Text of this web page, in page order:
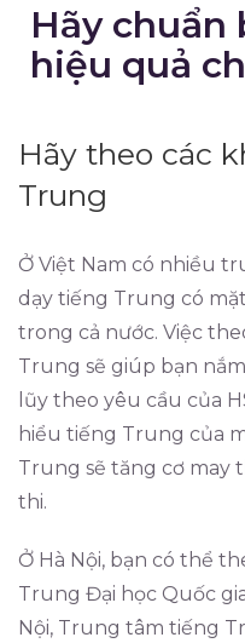
Hãy chuẩn
hiệu quả
Hãy theo các
Trung
Ở Việt Nam có nhiều
dạy tiếng Trung có
trong cả nước. Việc
Trung sẽ giúp bạn
lũy theo yêu cầu của
hiểu tiếng Trung của
Trung sẽ tăng cơ may
thi.
Ở Hà Nội, bạn có thể
Trung Đại học Quốc
Nội, Trung tâm tiếng